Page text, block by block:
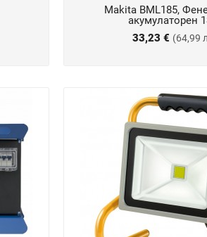
Makita BML185,
акумулаторен
33,23 € (64,99